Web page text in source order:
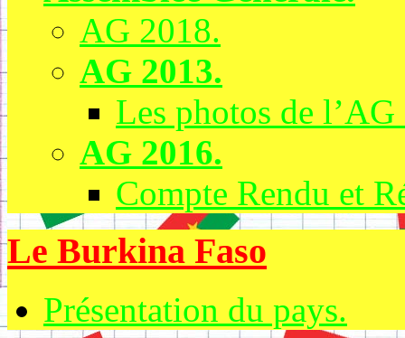
AG 2018.
AG 2013.
Les photos de
AG 2016.
Compte Rendu et
Le Burkina Faso
Présentation du pays.